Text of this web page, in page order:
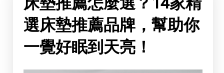
選床墊推薦品牌，幫助你
一覺好眠到天亮！